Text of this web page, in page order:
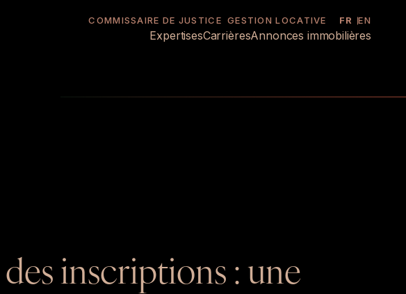
COMMISSAIRE DE JUSTICE GESTION LOCATIVE FR EN
ExpertisesCarrièresAnnonces immobilières
inscriptions : une